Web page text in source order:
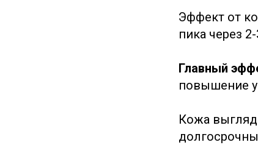
Эффект от
пика через
Главный
повышение
Кожа